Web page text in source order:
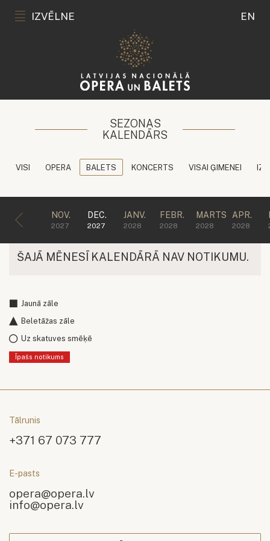
IZVĒLNE EN
SEZONAS
KALENDĀRS
VISI OPERA BALETS KONCERTS VISAI ĢIMENEI
NOV.
2027
DEC.
2027
JANV.
2028
FEBR.
2028
MARTS
2028
APR.
2028
ŠAJĀ MĒNESĪ KALENDĀRĀ NAV NOTIKUMU.
Jaunā zāle
Beletāžas zāle
Uz skatuves smēķē
Īpašs notikums
Tālrunis
+371 67 073 777
E-pasts
opera@opera.lv
info@opera.lv